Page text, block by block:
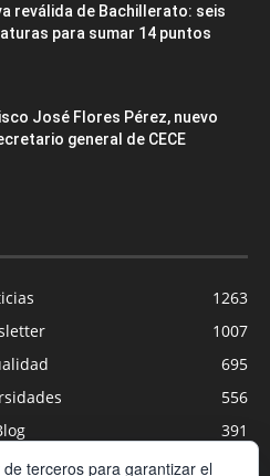
reválida de Bachillerato: seis
para sumar 14 puntos
José Flores Pérez, nuevo
general de CECE
1263
1007
695
556
391
terceros para garantizar el